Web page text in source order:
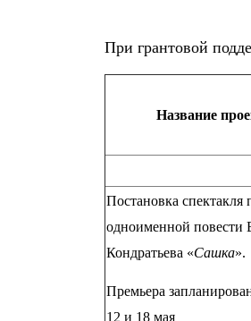
При грантовой
Название
Постановка спектакля
одноименной повести
Кондратьева «Сашка».
Премьера
12 и 18 мая